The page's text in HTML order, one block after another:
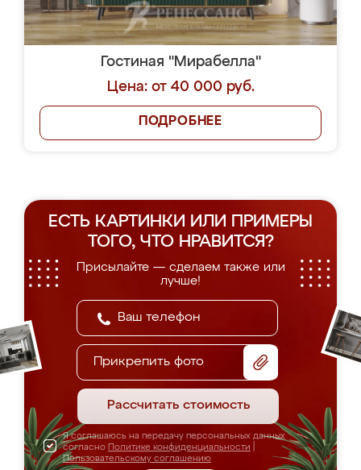
Гостиная "Мирабелла"
Цена: от 40 000 руб.
ПОДРОБНЕЕ
ЕСТЬ КАРТИНКИ ИЛИ ПРИМЕРЫ
ТОГО, ЧТО НРАВИТСЯ?
Присылайте — сделаем также или
лучше!
Прикрепить фото
Рассчитать стоимость
Я соглашаюсь на передачу персональных данных
согласно Политике конфиденциальности
Пользовательскому соглашению